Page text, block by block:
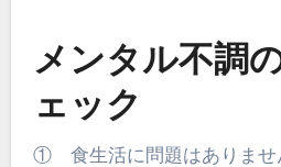
メンタル不調
ェック
① 食生活に問題はありませ